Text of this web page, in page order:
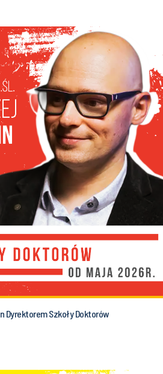
Dyrektorem Szkoły Doktorów